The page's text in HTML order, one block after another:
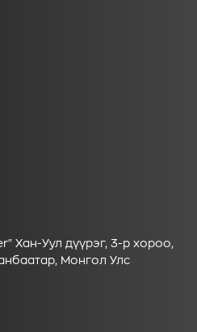
Хан-Уул дүүрэг, 3-р хороо,
Монгол Улс